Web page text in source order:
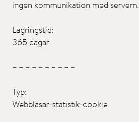
ingen kommunikation med servern.
Lagringstid:
365 dagar
– – – – – – – – – –
Typ:
Webbläsar-statistik-cookie